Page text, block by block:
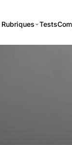
Rubriques Tests